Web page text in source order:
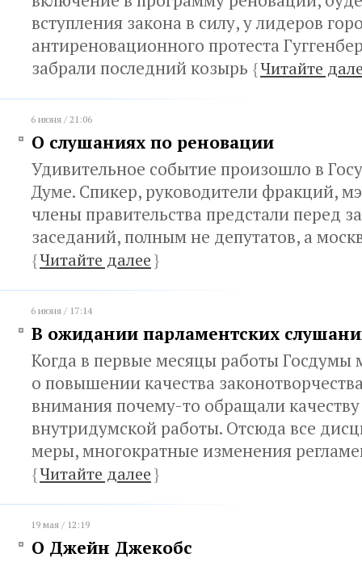
вступления закона в силу, у лидеров
антиреновационного протеста
забрали последний козырь {Читайте
6 июня / 21:06
О слушаниях по реновации
Удивительное событие произошло в
Думе. Спикер, руководители фракций,
члены правительства предстали перед
заседаний, полным не депутатов, а
{Читайте далее}
6 июня / 17:14
В ожидании парламентских
Когда в первые месяцы работы Госдумы
о повышении качества
внимания почему-то обращали
внутридумской работы. Отсюда все
меры, многократные изменения
{Читайте далее}
19 мая / 12:19
О Джейн Джекобс